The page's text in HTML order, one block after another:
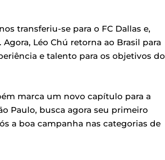
transferiu-se para o FC Dallas e,
Léo Chú retorna ao Brasil para
e talento para os objetivos do
marca um novo capítulo para a
Paulo, busca agora seu primeiro
a boa campanha nas categorias de